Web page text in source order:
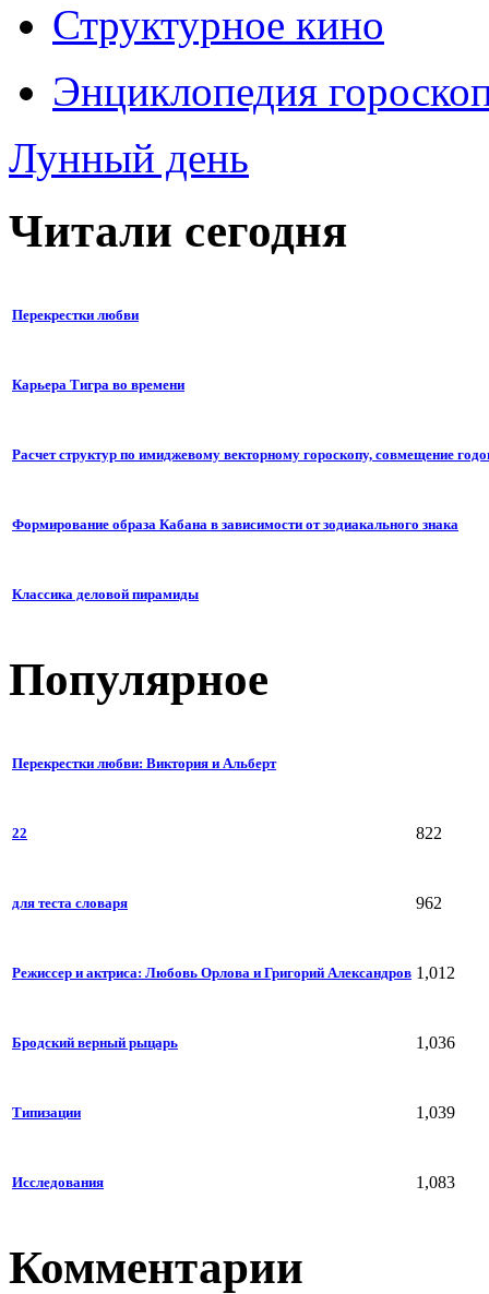
Структурное кино
Энциклопедия
Лунный день
Читали сегодня
Перекрестки любви
Карьера Тигра во времени
Расчет структур по имиджевому векторному гороскопу, совмещение
Формирование образа Кабана в зависимости от зодиакального знака
Классика деловой пирамиды
Популярное
Перекрестки любви: Виктория и Альберт
22 822
для теста словаря 962
Режиссер и актриса: Любовь Орлова и Григорий Александров 1,012
Бродский верный рыцарь 1,036
Типизации 1,039
Исследования 1,083
Комментарии